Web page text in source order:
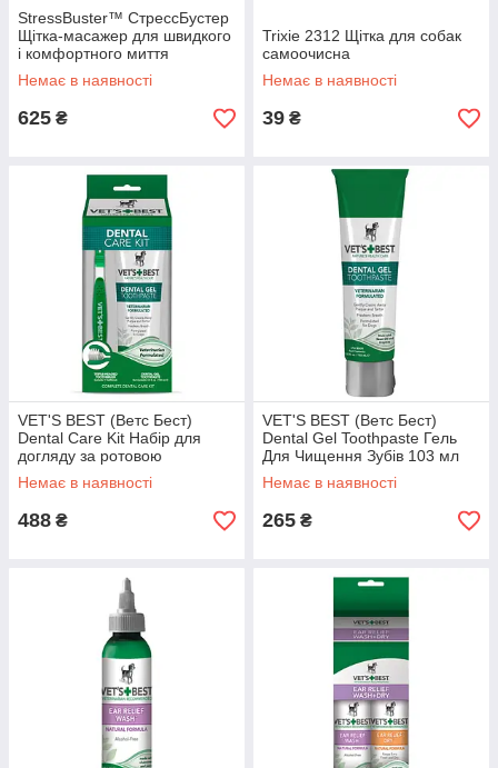
StressBuster™ СтрессБустер
Щітка-масажер для швидкого
і комфортного миття
Немає в наявності
625 ₴
Trixie 2312 Щітка для собак
самоочисна
Немає в наявності
39 ₴
VET'S BEST (Ветс Бест)
Dental Care Kit Набір для
догляду за ротовою
порожниною 103 мл
Немає в наявності
488 ₴
VET'S BEST (Ветс Бест)
Dental Gel Toothpaste Гель
Для Чищення Зубів 103 мл
Немає в наявності
265 ₴